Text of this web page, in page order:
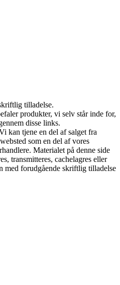
tilladelse.
produkter, vi selv står inde for,
disse links.
kan tjene en del af salget fra
som en del af vores
Materialet på denne side
transmitteres, cachelagres eller
med forudgående skriftlig tilladelse